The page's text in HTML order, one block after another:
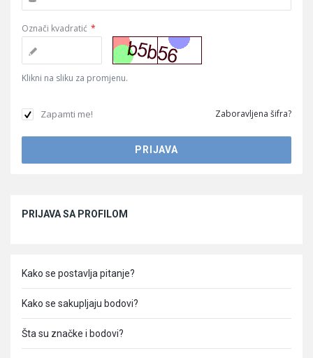
Označi kvadratić *
Klikni na sliku za promjenu.
Zapamti me! Zaboravljena šifra?
PRIJAVA SA PROFILOM
Kako se postavlja pitanje?
Kako se sakupljaju bodovi?
Šta su značke i bodovi?